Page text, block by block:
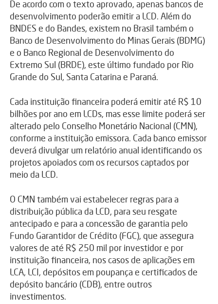
De acordo com o texto aprovado, apenas bancos de
desenvolvimento poderão emitir a LCD. Além do
BNDES e do Bandes, existem no Brasil também o
Banco de Desenvolvimento do Minas Gerais (BDMG)
e o Banco Regional de Desenvolvimento do
Extremo Sul (BRDE), este último fundado por Rio
Grande do Sul, Santa Catarina e Paraná.
Cada instituição financeira poderá emitir até R$ 10
bilhões por ano em LCDs, mas esse limite poderá ser
alterado pelo Conselho Monetário Nacional (CMN),
conforme a instituição emissora. Cada banco emissor
deverá divulgar um relatório anual identificando os
projetos apoiados com os recursos captados por
meio da LCD.
O CMN também vai estabelecer regras para a
distribuição pública da LCD, para seu resgate
antecipado e para a concessão de garantia pelo
Fundo Garantidor de Crédito (FGC), que assegura
valores de até R$ 250 mil por investidor e por
instituição financeira, nos casos de aplicações em
LCA, LCI, depósitos em poupança e certificados de
depósito bancário (CDB), entre outros
investimentos.